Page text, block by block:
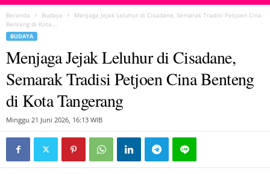
Beranda Budaya
Menjaga Jejak Leluhur di Cisadane, Semarak Tradisi Petjoen Cina
Benteng di Kota...
BUDAYA
Menjaga Jejak Leluhur di Cisadane,
Semarak Tradisi Petjoen Cina Benteng
di Kota Tangerang
Minggu 21 Juni 2026, 16:13 WIB